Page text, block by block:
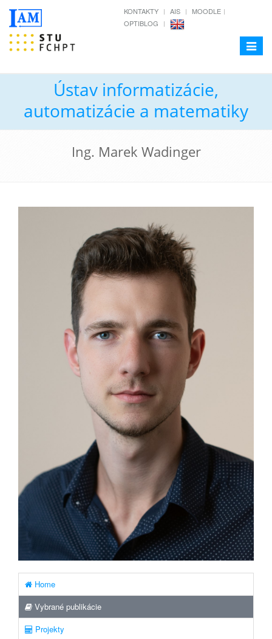
KONTAKTY AIS
MOODLE
OPTIBLOG
Toggle
Ústav informatizácie,
automatizácie a matematiky
Ing. Marek Wadinger
Home
Vybrané publikácie
Projekty